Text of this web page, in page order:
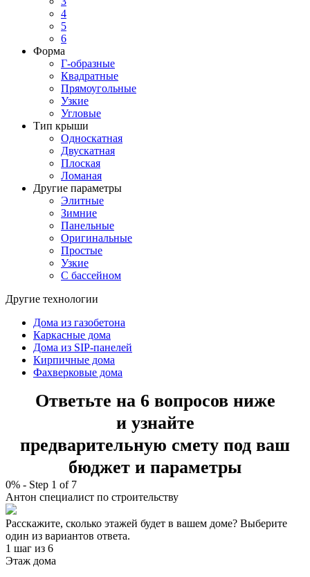
4
5
6
Форма
Г-образные
Квадратные
Прямоугольные
Узкие
Угловые
Тип крыши
Односкатная
Двускатная
Плоская
Ломаная
Другие параметры
Элитные
Зимние
Панельные
Оригинальные
Простые
Узкие
С бассейном
Другие технологии
Дома из газобетона
Каркасные дома
Дома из SIP-панелей
Кирпичные дома
Фахверковые дома
Ответьте на 6 вопросов ниже
и узнайте
предварительную смету под ваш
бюджет и параметры
0% - Step 1 of 7
Антон специалист по строительству
Расскажите, сколько этажей будет в вашем доме? Выберите
один из вариантов ответа.
1 шаг из 6
Этаж дома